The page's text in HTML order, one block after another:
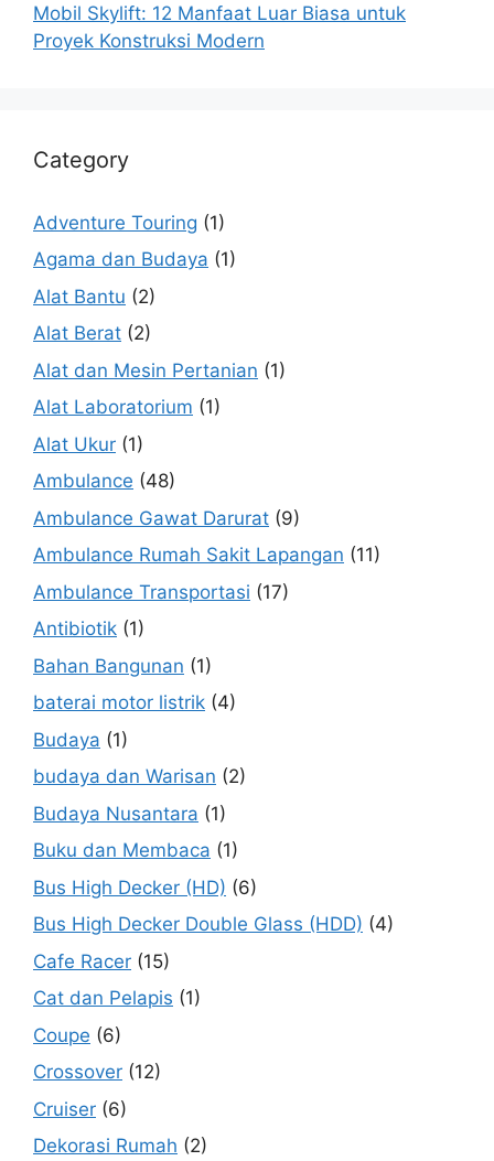
Mobil Skylift: 12 Manfaat Luar Biasa untuk
Proyek Konstruksi Modern
Category
Adventure Touring (1)
Agama dan Budaya (1)
Alat Bantu (2)
Alat Berat (2)
Alat dan Mesin Pertanian (1)
Alat Laboratorium (1)
Alat Ukur (1)
Ambulance (48)
Ambulance Gawat Darurat (9)
Ambulance Rumah Sakit Lapangan (11)
Ambulance Transportasi (17)
Antibiotik (1)
Bahan Bangunan (1)
baterai motor listrik (4)
Budaya (1)
budaya dan Warisan (2)
Budaya Nusantara (1)
Buku dan Membaca (1)
Bus High Decker (HD) (6)
Bus High Decker Double Glass (HDD) (4)
Cafe Racer (15)
Cat dan Pelapis (1)
Coupe (6)
Crossover (12)
Cruiser (6)
Dekorasi Rumah (2)